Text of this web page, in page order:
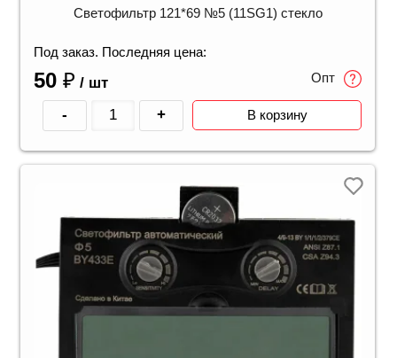
Светофильтр 121*69 №5 (11SG1) стекло
Под заказ. Последняя цена:
50 ₽ / шт Опт
- + В корзину